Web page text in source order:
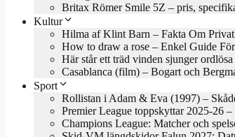
Britax Römer Smile 5Z – pris,
Kultur
Hilma af Klint Barn – Fakta Om
How to draw a rose – Enkel Guide
Här står ett träd vinden sjunger
Casablanca (film) – Bogart och
Sport
Rollistan i Adam & Eva (1997) –
Premier League toppskyttar 2025-26
Champions League: Matcher och